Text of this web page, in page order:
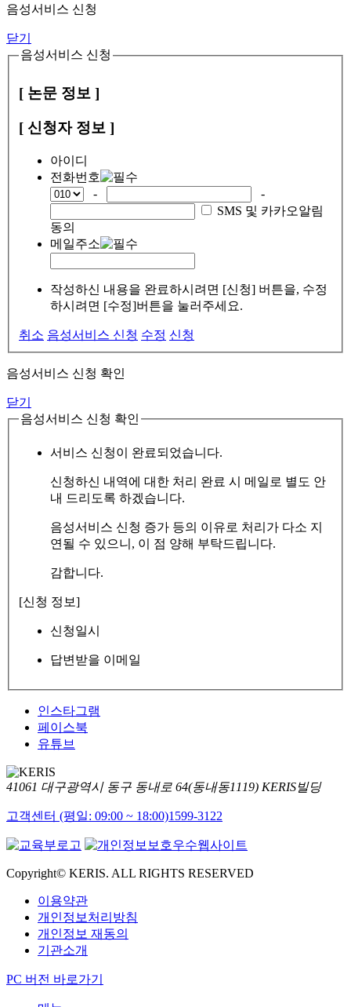
음성서비스 신청
닫기
음성서비스 신청
[ 논문 정보 ]
[ 신청자 정보 ]
아이디
전화번호
-
-
SMS 및 카카오알림
동의
메일주소
작성하신 내용을 완료하시려면 [신청] 버튼을, 수정
하시려면 [수정]버튼을 눌러주세요.
취소 음성서비스 신청 수정 신청
음성서비스 신청 확인
닫기
음성서비스 신청 확인
서비스 신청이 완료되었습니다.
신청하신 내역에 대한 처리 완료 시 메일로 별도 안
내 드리도록 하겠습니다.
음성서비스 신청 증가 등의 이유로 처리가 다소 지
연될 수 있으니, 이 점 양해 부탁드립니다.
감합니다.
[신청 정보]
신청일시
답변받을 이메일
인스타그램
페이스북
유튜브
41061 대구광역시 동구 동내로 64(동내동1119) KERIS빌딩
고객센터 (평일: 09:00 ~ 18:00)1599-3122
Copyright© KERIS. ALL RIGHTS RESERVED
이용약관
개인정보처리방침
개인정보 재동의
기관소개
PC 버전 바로가기